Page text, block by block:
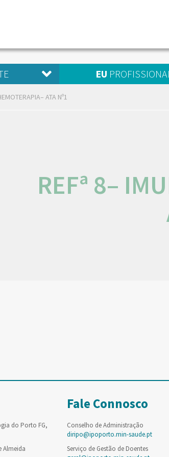
EU
ATA Nº1
REFª 8–
do Porto FG,
Almeida
Fale Connosco
Conselho de Administração
diripo@ipoporto.min-saude.pt
Serviço de Gestão de Doentes